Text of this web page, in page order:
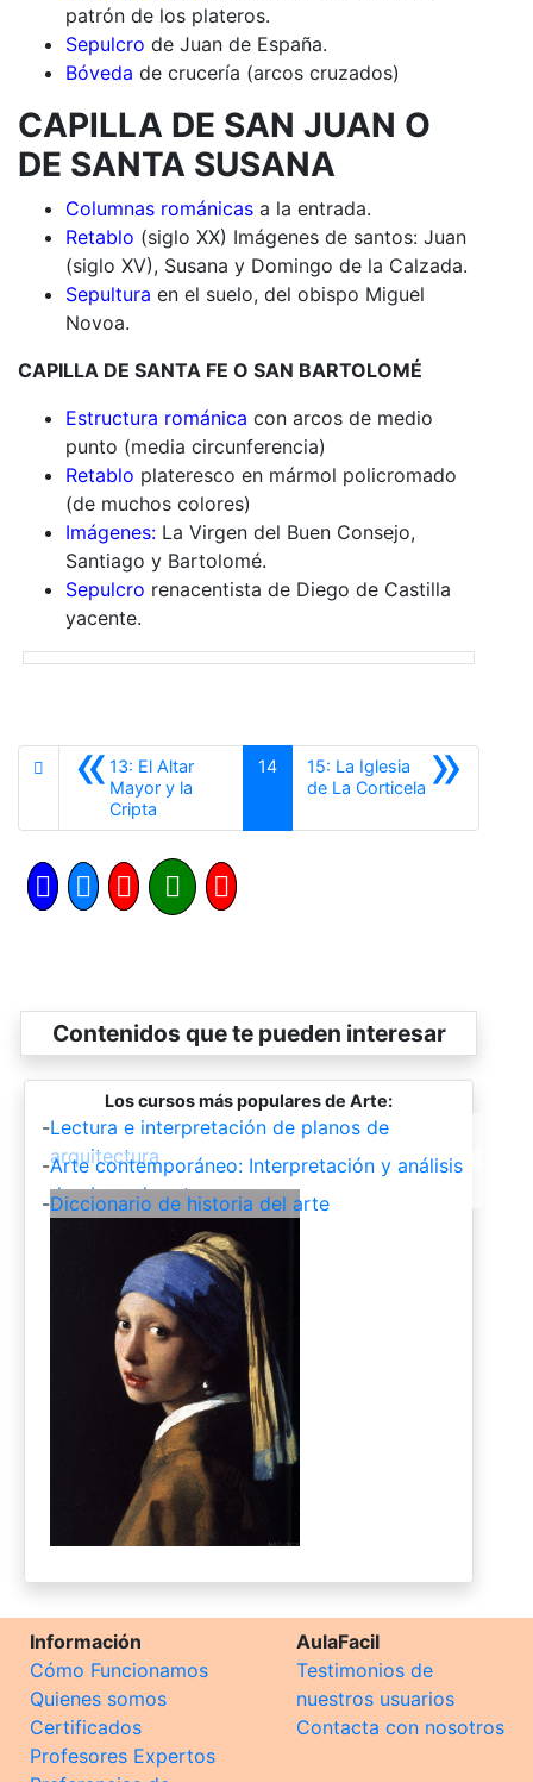
patrón de los plateros.
Sepulcro de Juan de España.
Bóveda de crucería (arcos cruzados)
CAPILLA DE SAN JUAN O
DE SANTA SUSANA
Columnas románicas a la entrada.
Retablo (siglo XX) Imágenes de santos: Juan
(siglo XV), Susana y Domingo de la Calzada.
Sepultura en el suelo, del obispo Miguel
Novoa.
CAPILLA DE SANTA FE O SAN BARTOLOMÉ
Estructura románica con arcos de medio
punto (media circunferencia)
Retablo plateresco en mármol policromado
(de muchos colores)
Imágenes: La Virgen del Buen Consejo,
Santiago y Bartolomé.
Sepulcro renacentista de Diego de Castilla
yacente.
«13: El Altar
Mayor y la
Cripta
14 »
15: La Iglesia
de La Corticela Siguiente
Contenidos que te pueden interesar
Los cursos más populares de Arte:
-Lectura e interpretación de planos de
arquitectura
-Arte contemporáneo: Interpretación y análisis
de obras de arte
-Diccionario de historia del arte
Información
Cómo Funcionamos
Quienes somos
Certificados
Profesores Expertos
AulaFacil
Testimonios de
nuestros usuarios
Contacta con nosotros